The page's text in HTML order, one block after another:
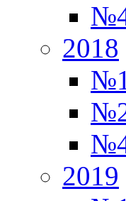
2018
2019